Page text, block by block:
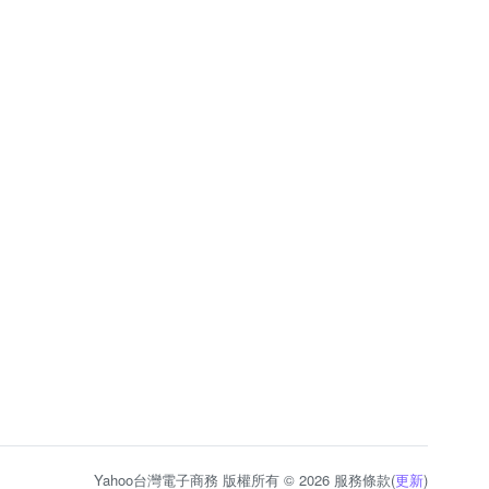
Yahoo台灣電子商務 版權所有 © 2026 服務條款(更新)